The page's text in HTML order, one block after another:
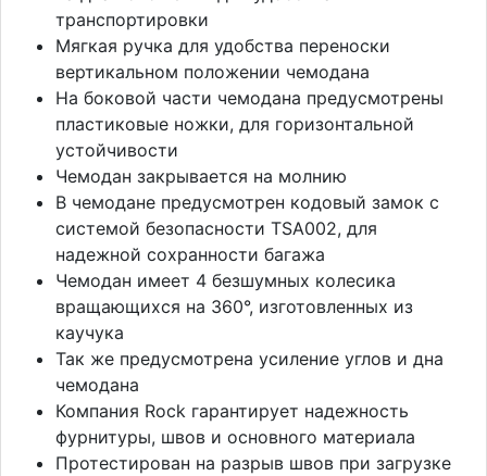
транспортировки
Мягкая ручка для удобства переноски
вертикальном положении чемодана
На боковой части чемодана предусмотрены
пластиковые ножки, для горизонтальной
устойчивости
Чемодан закрывается на молнию
В чемодане предусмотрен кодовый замок с
системой безопасности TSA002, для
надежной сохранности багажа
Чемодан имеет 4 безшумных колесика
вращающихся на 360°, изготовленных из
каучука
Так же предусмотрена усиление углов и дна
чемодана
Компания Rock гарантирует надежность
фурнитуры, швов и основного материала
Протестирован на разрыв швов при загрузке